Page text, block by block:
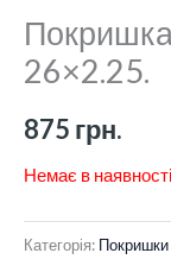
26×2.25.
875 грн.
Немає в наявності
Категорія: Покришки